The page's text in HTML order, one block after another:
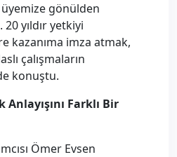
gönülden
yıldır yetkiyi
kazanıma imza atmak,
çalışmaların
konuştu.
Anlayışını Farklı Bir
Ömer Evsen